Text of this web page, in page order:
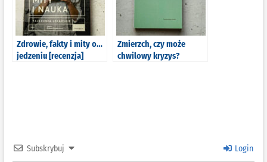
Zdrowie, fakty i mity o…
jedzeniu [recenzja]
Zmierzch, czy może
chwilowy kryzys?
Subskrybuj Login